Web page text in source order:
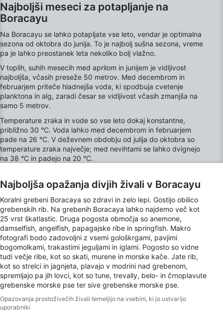
Najboljši meseci za potapljanje na
Boracayu
Na Boracayu se lahko potapljate vse leto, vendar je optimalna
sezona od oktobra do junija. To je najbolj sušna sezona, vreme
pa je lahko preostanek leta nekoliko bolj vlažno.
V toplih, suhih mesecih med aprilom in junijem je vidljivost
najboljša, včasih preseže 50 metrov. Med decembrom in
februarjem priteče hladnejša voda, ki spodbuja cvetenje
planktona in alg, zaradi česar se vidljivost včasih zmanjša na
samo 5 metrov.
Temperature zraka in vode so vse leto dokaj konstantne,
približno 30 °C. Voda lahko med decembrom in februarjem
pade na 26 °C. V deževnem obdobju od julija do oktobra so
temperature zraka največje; med nevihtami se lahko dvignejo
na 38 °C in padejo na 20 °C.
Najboljša opažanja divjih živali v Boracayu
Koralni grebeni Boracaya so zdravi in ​​zelo lepi. Gostijo obilico
grebenskih rib. Na grebenih Boracaya lahko najdemo več kot
25 vrst škatlastic. Druga pogosta območja so anemone,
damselfish, angelfish, papagajske ribe in springfish. Makro
fotografi bodo zadovoljni z vsemi gološkrgami, pavjimi
bogomolkami, trakastimi jeguljami in iglami. Pogosto so vidne
tudi večje ribe, kot so skati, murene in morske kače. Jate rib,
kot so strelci in jagnjeta, plavajo v modrini nad grebenom,
spremljajo pa jih lovci, kot so tune, trevally, belo- in črnoplavute
grebenske morske pse ter sive grebenske morske pse.
Opazovanja prostoživečih živali temeljijo na vsebini, ki jo ustvarijo
uporabniki
IAB Special Features:
Use precise geolocation data
Identify devices based on information
actively requested
Non-IAB processing purposes:
Necessary
Performance
Functional
Advertising